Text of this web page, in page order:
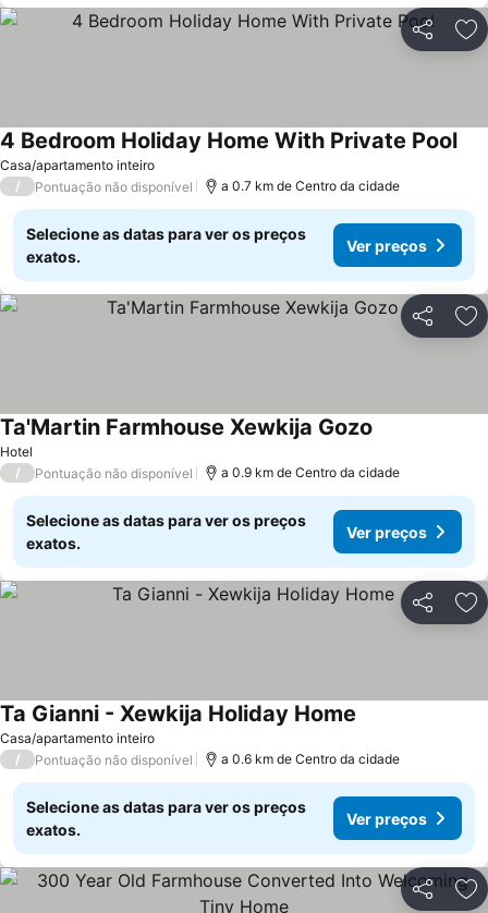
Partilhar
Casa/apartamento inteiro
4 Bedroom Holiday Home With Private Pool
/ Pontuação não disponível a 0.7 km de Centro da cidade
Selecione as datas para ver os preços
exatos.
Ver preços
Partilhar
Hotel
Ta'Martin Farmhouse Xewkija Gozo
/ Pontuação não disponível a 0.9 km de Centro da cidade
Selecione as datas para ver os preços
exatos.
Ver preços
Partilhar
Casa/apartamento inteiro
Ta Gianni - Xewkija Holiday Home
/ Pontuação não disponível a 0.6 km de Centro da cidade
Selecione as datas para ver os preços
exatos.
Ver preços
Partilhar